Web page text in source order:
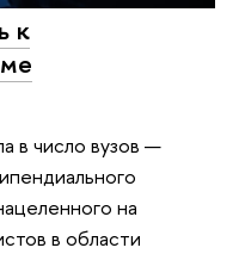
к
в число вузов —
на
в области